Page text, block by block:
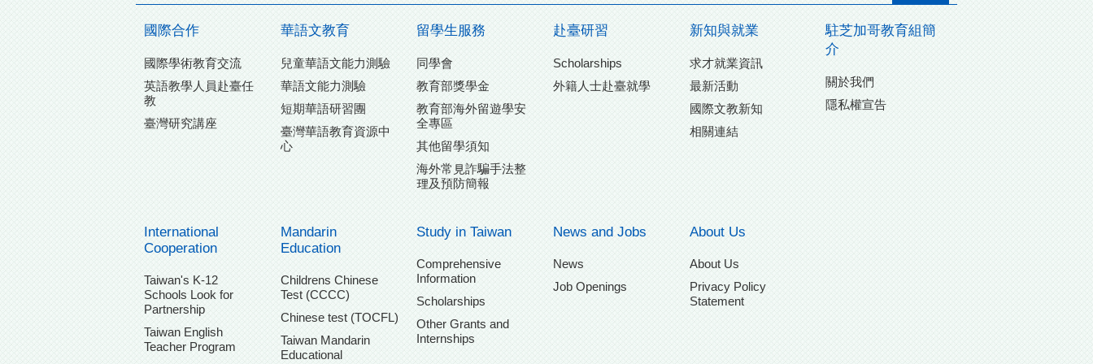
國際合作
國際學術教育交流
英語教學人員赴臺任
教
臺灣研究講座
華語文教育
兒童華語文能力測驗
華語文能力測驗
短期華語研習團
臺灣華語教育資源中
心
留學生服務
同學會
教育部獎學金
教育部海外留遊學安
全專區
其他留學須知
海外常見詐騙手法整
理及預防簡報
赴臺研習
Scholarships
外籍人士赴臺就學
新知與就業
求才就業資訊
最新活動
國際文教新知
相關連結
駐芝加哥教育組簡
介
關於我們
隱私權宣告
International
Cooperation
Taiwan's K-12
Schools Look for
Partnership
Taiwan English
Teacher Program
Mandarin
Education
Childrens Chinese
Test (CCCC)
Chinese test (TOCFL)
Taiwan Mandarin
Educational
Study in Taiwan
Comprehensive
Information
Scholarships
Other Grants and
Internships
News and Jobs
News
Job Openings
About Us
About Us
Privacy Policy
Statement